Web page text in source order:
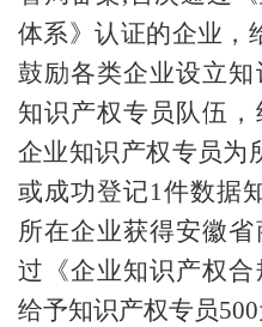
体系》认证的企业，
鼓励各类企业设立
知识产权专员队伍
企业知识产权专员为
或成功登记1件数据
所在企业获得安徽
过《企业知识产权合
给予知识产权专员500